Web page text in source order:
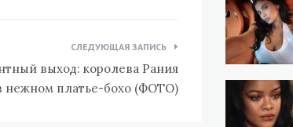
СЛЕДУЮЩАЯ ЗАПИСЬ
выход: королева Рания
нежном платье-бохо (ФОТО)